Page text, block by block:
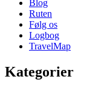
Blog
Ruten
Følg os
Logbog
TravelMap
Kategorier